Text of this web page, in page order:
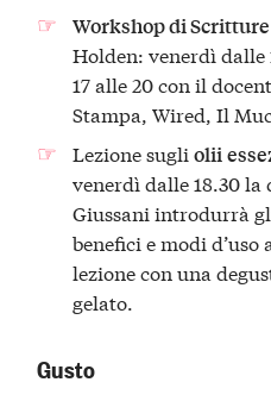
Workshop di
Holden: venerdì dalle
17 alle 20 con il
Stampa, Wired, Il
Lezione sugli olii
venerdì dalle 18.30 la
Giussani introdurrà
benefici e modi d’uso
lezione con una
gelato.
Gusto